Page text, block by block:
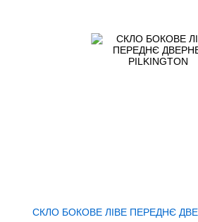
СКЛО БОКОВЕ ЛІВЕ ПЕРЕДНЄ